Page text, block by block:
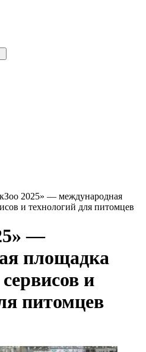
2025» — международная
и технологий для питомцев
—
площадка
и
питомцев